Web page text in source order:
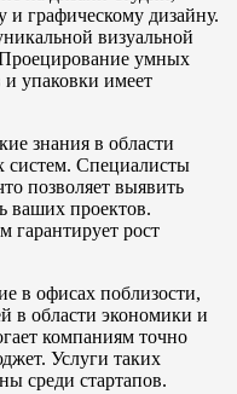
графическому дизайну.
визуальной
умных
упаковки имеет
знания в области
систем. Специалисты
позволяет выявить
ваших проектов.
гарантирует рост
в офисах поблизости,
в области экономики и
компаниям точно
Услуги таких
среди стартапов.